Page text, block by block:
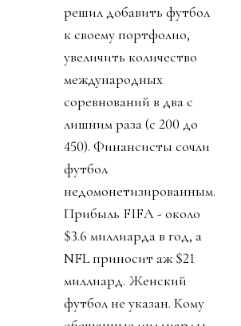
решил добавить футбол
к своему портфолио,
увеличить количество
международных
соревнований в два с
лишним раза (с 200 до
450). Финансисты сочли
футбол
недомонетизированным.
Прибыль FIFA - около
$3.6 миллиарда в год, а
NFL приносит аж $21
миллиард. Женский
футбол не указан. Кому